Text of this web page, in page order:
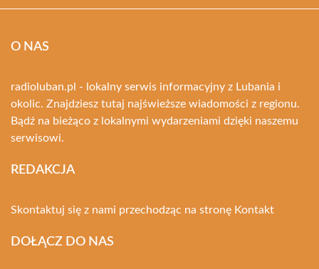
O NAS
radioluban.pl - lokalny serwis informacyjny z Lubania i
okolic. Znajdziesz tutaj najświeższe wiadomości z regionu.
Bądź na bieżąco z lokalnymi wydarzeniami dzięki naszemu
serwisowi.
REDAKCJA
Skontaktuj się z nami przechodząc na stronę Kontakt
DOŁĄCZ DO NAS